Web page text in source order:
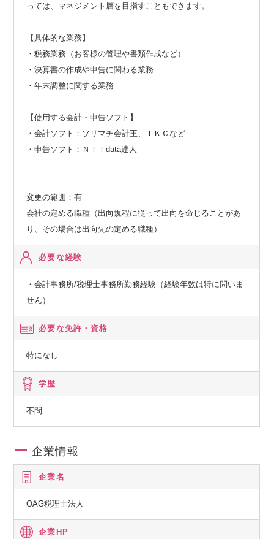
っては、マネジメント層を目指すこともできます。
【具体的な業務】
・税務業務（お客様の管理や書類作成など）
・決算書の作成や申告に関わる業務
・年末調整に関する業務
【使用する会計・申告ソフト】
・会計ソフト：ソリマチ会計王、ＴＫＣなど
・申告ソフト：ＮＴＴdata達人
変更の範囲：有
会社の定める職種（出向規程に従って出向を命じることがあ
り、その場合は出向先の定める職種）
必要な経験
・会計事務所/税理士事務所勤務経験（経験年数は特に問いま
せん）
必要な免許・資格
特になし
学歴
不問
企業情報
企業名
OAG税理士法人
企業HP